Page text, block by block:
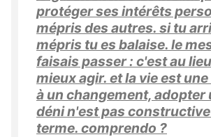
protéger ses intérêts
mépris des autres. si tu
mépris tu es balaise. le
faisais passer : c'est au
mieux agir. et la vie est
à un changement, adopter
déni n'est pas
terme. comprendo ?